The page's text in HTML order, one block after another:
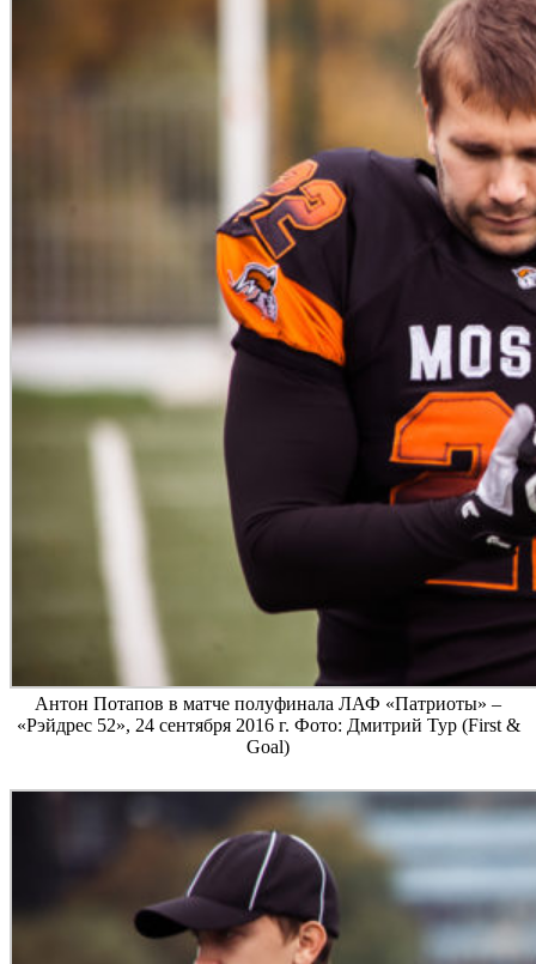
Антон Потапов в матче полуфинала ЛАФ «Патриоты» –
«Рэйдрес 52», 24 сентября 2016 г. Фото: Дмитрий Тур (First &
Goal)